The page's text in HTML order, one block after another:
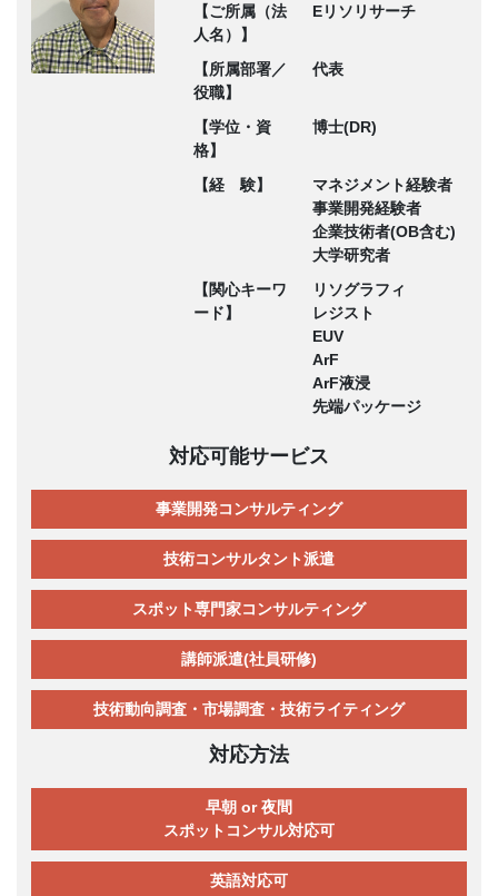
【ご所属（法
人名）】
Eリソリサーチ
【所属部署／
役職】
代表
【学位・資
格】
博士(DR)
【経 験】
マネジメント経験者
事業開発経験者
企業技術者(OB含む)
大学研究者
【関心キーワ
ード】
リソグラフィ
レジスト
EUV
ArF
ArF液浸
先端パッケージ
対応可能サービス
事業開発コンサルティング
技術コンサルタント派遣
スポット専門家コンサルティング
講師派遣(社員研修)
技術動向調査・市場調査・技術ライティング
対応方法
早朝 or 夜間
スポットコンサル対応可
英語対応可